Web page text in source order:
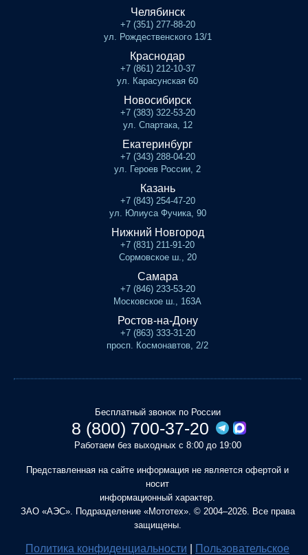
Челябинск
+7 (351) 277-88-20
ул. Рождественского 13/1
Краснодар
+7 (861) 212-10-37
ул. Карасунская 60
Новосибирск
+7 (383) 322-53-20
ул. Спартака, 12
Екатеринбург
+7 (343) 288-04-20
ул. Героев России, 2
Казань
+7 (843) 254-47-20
ул. Юлиуса Фучика, 90
Нижний Новгород
+7 (831) 211-91-20
Сормовское ш., 20
Самара
+7 (846) 233-53-20
Московское ш., 163А
Ростов-на-Дону
+7 (863) 333-31-20
просп. Космонавтов, 2/2
Бесплатный звонок по России
8 (800) 700-37-20
Работаем без выходных с 8:00 до 19:00
Представленная на сайте информация не является офертой и
носит
информационный характер.
ЗАО «АЭС». Подразделение «Мототех». © 2004–2026. Все права
защищены.
Политика конфиденциальности Пользовательское